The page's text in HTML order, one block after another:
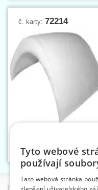
č. karty: 72214
1
Tyto webové
používají
Tato webová stránka